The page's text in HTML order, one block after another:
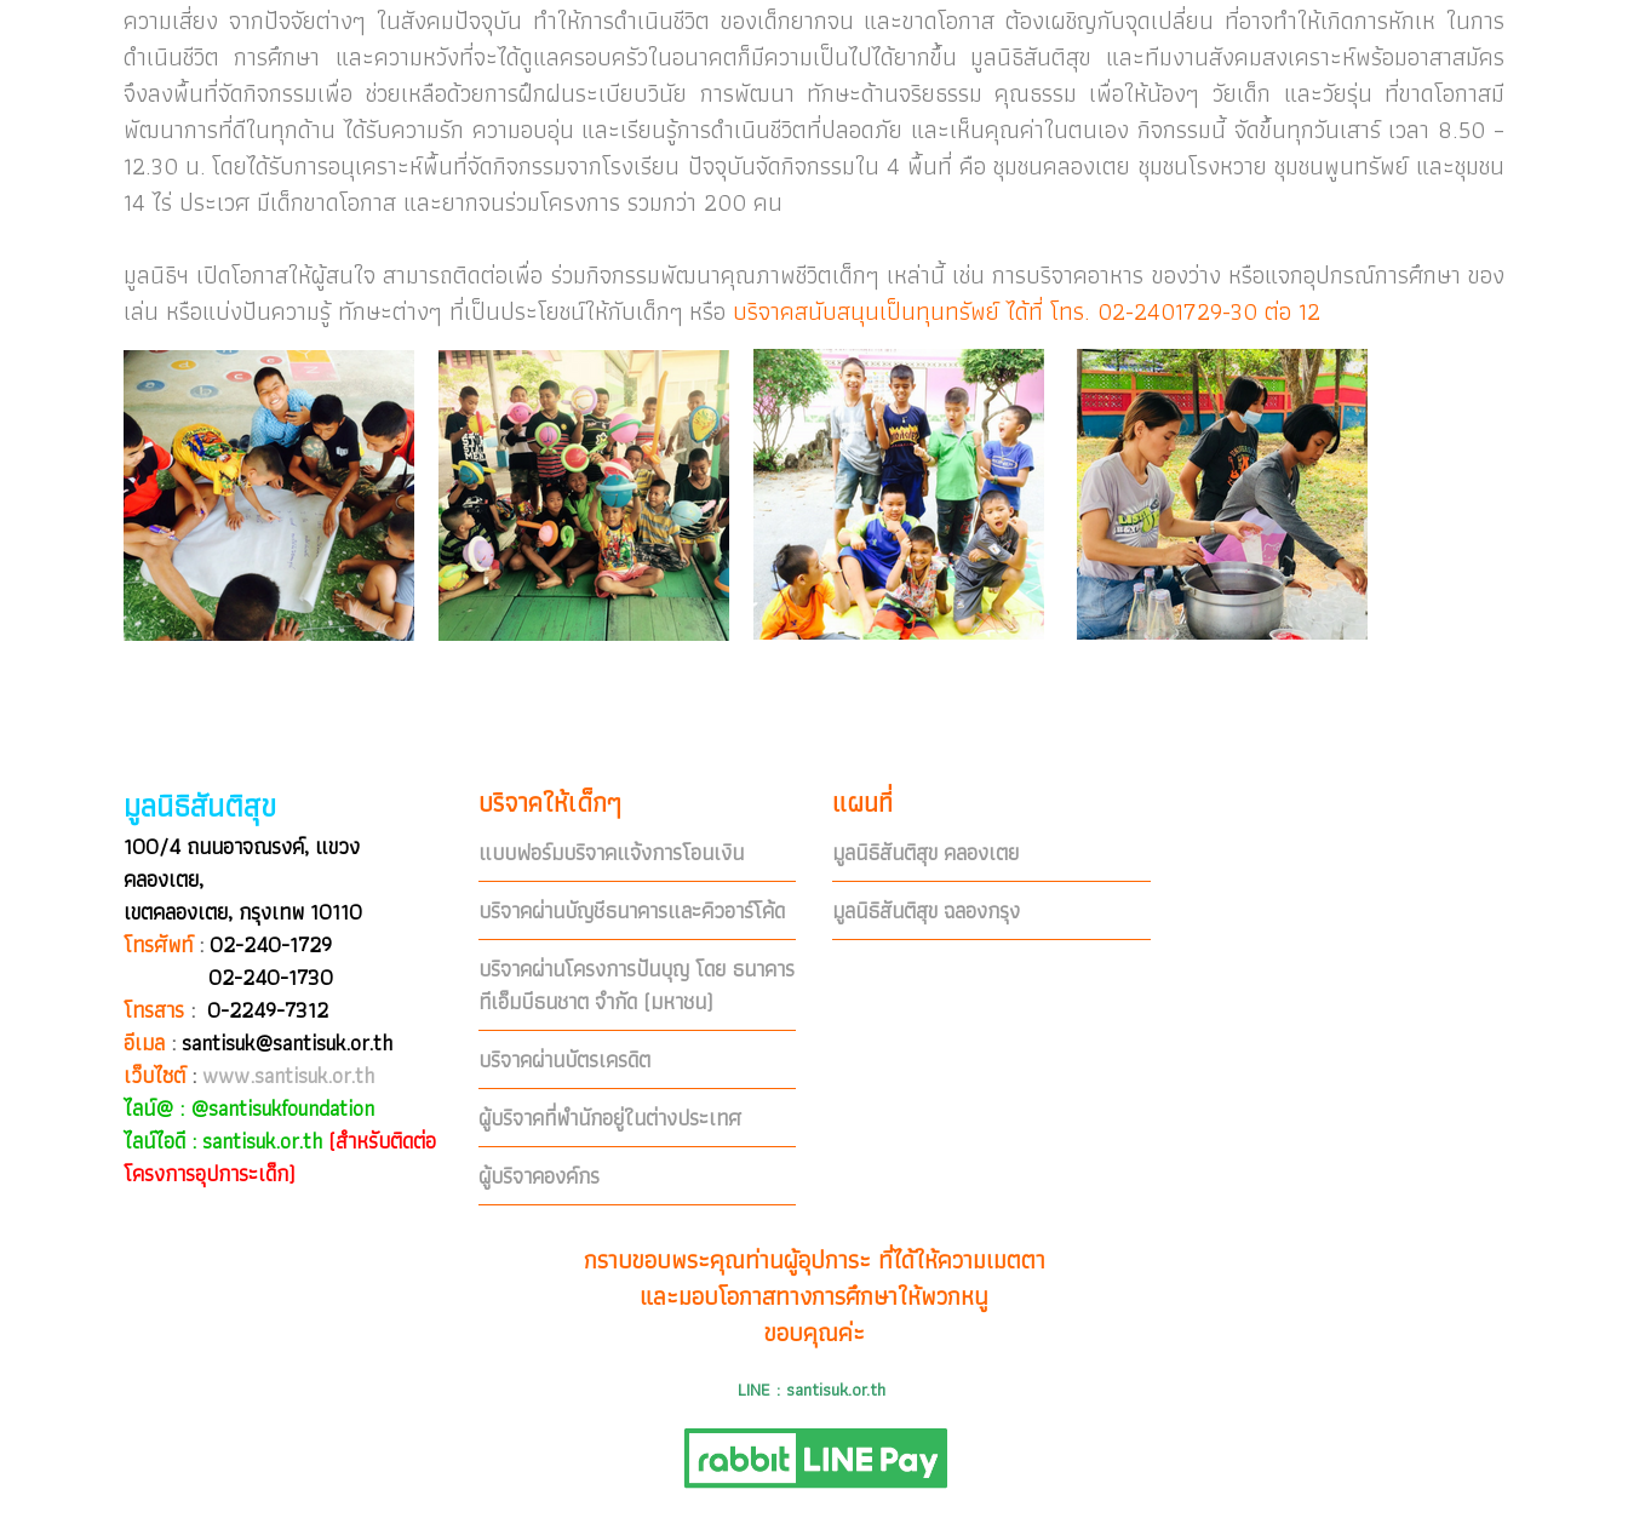
ความเสี่ยง จากปัจจัยต่างๆ ในสังคมปัจจุบัน ทำให้การดำเนินชีวิต ของเด็กยากจน และขาดโอกาส ต้องเผชิญกับจุดเปลี่ยน ที่อาจทำให้เกิดการหักเห ในการ
ดำเนินชีวิต การศึกษา และความหวังที่จะได้ดูแลครอบครัวในอนาคตก็มีความเป็นไปได้ยากขึ้น มูลนิธิสันติสุข และทีมงานสังคมสงเคราะห์พร้อมอาสาสมัคร
จึงลงพื้นที่จัดกิจกรรมเพื่อ ช่วยเหลือด้วยการฝึกฝนระเบียบวินัย การพัฒนา ทักษะด้านจริยธรรม คุณธรรม เพื่อให้น้องๆ วัยเด็ก และวัยรุ่น ที่ขาดโอกาสมี
พัฒนาการที่ดีในทุกด้าน ได้รับความรัก ความอบอุ่น และเรียนรู้การดำเนินชีวิตที่ปลอดภัย และเห็นคุณค่าในตนเอง กิจกรรมนี้ จัดขึ้นทุกวันเสาร์ เวลา 8.50 –
12.30 น. โดยได้รับการอนุเคราะห์พื้นที่จัดกิจกรรมจากโรงเรียน ปัจจุบันจัดกิจกรรมใน 4 พื้นที่ คือ ชุมชนคลองเตย ชุมชนโรงหวาย ชุมชนพูนทรัพย์ และชุมชน
14 ไร่ ประเวศ มีเด็กขาดโอกาส และยากจนร่วมโครงการ รวมกว่า 200 คน
มูลนิธิฯ เปิดโอกาสให้ผู้สนใจ สามารถติดต่อเพื่อ ร่วมกิจกรรมพัฒนาคุณภาพชีวิตเด็กๆ เหล่านี้ เช่น การบริจาคอาหาร ของว่าง หรือแจกอุปกรณ์การศึกษา ของ
เล่น หรือแบ่งปันความรู้ ทักษะต่างๆ ที่เป็นประโยชน์ให้กับเด็กๆ หรือ บริจาคสนับสนุนเป็นทุนทรัพย์ ได้ที่ โทร. 02-2401729-30 ต่อ 12
มูลนิธิสันติสุข
100/4 ถนนอาจณรงค์, แขวง
คลองเตย,
เขตคลองเตย, กรุงเทพ 10110
โทรศัพท์:02-240-1729
02-240-1730
โทรสาร : 0-2249-7312
อีเมล : santisuk@santisuk.or.th
เว็บไซต์: www.santisuk.or.th
ไลน์@ : @santisukfoundation
ไลน์ไอดี : santisuk.or.th (สำหรับติดต่อ
โครงการอุปการะเด็ก)
บริจาคให้เด็กๆ
แบบฟอร์มบริจาคแจ้งการโอนเงิน
บริจาคผ่านบัญชีธนาคารและคิวอาร์โค้ด
บริจาคผ่านโครงการปันบุญ โดย ธนาคาร
ทีเอ็มบีธนชาต จำกัด (มหาชน)
บริจาคผ่านบัตรเครดิต
ผู้บริจาคที่พำนักอยู่ในต่างประเทศ
ผู้บริจาคองค์กร
แผนที่
มูลนิธิสันติสุข คลองเตย
มูลนิธิสันติสุข ฉลองกรุง
กราบขอบพระคุณท่านผู้อุปการะ ที่ได้ให้ความเมตตา
และมอบโอกาสทางการศึกษาให้พวกหนู
ขอบคุณค่ะ
LINE : santisuk.or.th